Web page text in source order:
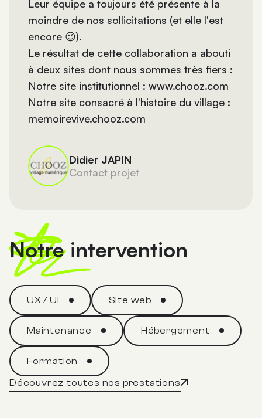
Leur équipe a toujours été présente à la
moindre de nos sollicitations (et elle l'est
encore 😉).
Le résultat de cette collaboration a abouti
à deux sites dont nous sommes très fiers :
Notre site institutionnel : www.chooz.com
Notre site consacré à l'histoire du village :
memoirevive.chooz.com
Didier JAPIN
Contact projet
Notre intervention
UX / UI Site web
Maintenance Hébergement
Formation
Découvrez toutes nos prestations